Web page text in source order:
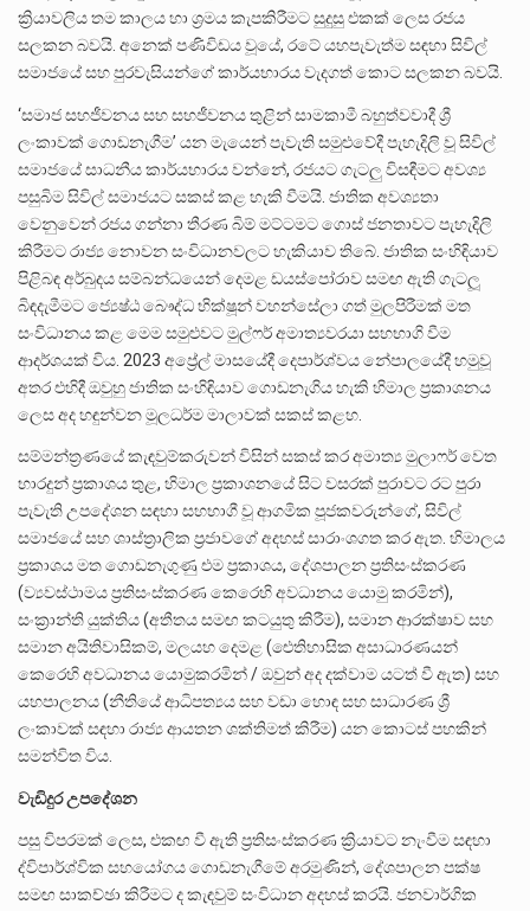
ක්‍රියාවලිය තම කාලය හා ශ්‍රමය කැපකිරීමට සුදුසු එකක් ලෙස රජය
සලකන බවයි. අනෙක් පණිවිඩය වූයේ, රටේ යහපැවැත්ම සඳහා සිවිල්
සමාජයේ සහ පුරවැසියන්ගේ කාර්යභාරය වැදගත් කොට සලකන බවයි.
‘සමාජ සහජීවනය සහ සහජීවනය තුළින් සාමකාමී බහුත්වවාදී ශ්‍රී
ලංකාවක් ගොඩනැගීම’ යන මැයෙන් පැවැති සමුළුවේදී පැහැදිලි වූ සිවිල්
සමාජයේ සාධනීය කාර්යභාරය වන්නේ, රජයට ගැටලු විසඳීමට අවශ්‍ය
පසුබිම සිවිල් සමාජයට සකස් කළ හැකි වීමයි. ජාතික අවශ්‍යතා
වෙනුවෙන් රජය ගන්නා තීරණ බිම් මට්ටමට ගොස් ජනතාවට පැහැදිලි
කිරීමට රාජ්‍ය නොවන සංවිධානවලට හැකියාව තිබේ. ජාතික සංහිඳියාව
පිළිබඳ අර්බුදය සම්බන්ධයෙන් දෙමළ ඩයස්පෝරාව සමඟ ඇති ගැටලූ
බිඳදැමීමට ජ්‍යෙෂ්ඨ බෞද්ධ භික්ෂූන් වහන්සේලා ගත් මුලපිරීමක් මත
සංවිධානය කළ මෙම සමුළුවට මුල්ෆර් අමාත්‍යවරයා සහභාගි වීම
ආදර්ශයක් විය. 2023 අප්‍රේල් මාසයේදී දෙපාර්ශ්වය නේපාලයේදී හමුවූ
අතර එහිදී ඔවුහු ජාතික සංහිඳියාව ගොඩනැගිය හැකි හිමාල ප්‍රකාශනය
ලෙස අද හඳුන්වන මූලධර්ම මාලාවක් සකස් කළහ.
සම්මන්ත්‍රණයේ කැඳවුම්කරුවන් විසින් සකස් කර අමාත්‍ය මුලාෆර් වෙත
භාරදුන් ප්‍රකාශය තුළ, හිමාල ප්‍රකාශනයේ සිට වසරක් පුරාවට රට පුරා
පැවැති උපදේශන සඳහා සහභාගී වූ ආගමික පූජකවරුන්ගේ, සිවිල්
සමාජයේ සහ ශාස්ත්‍රාලික ප්‍රජාවගේ අදහස් සාරාංශගත කර ඇත. හිමාලය
ප්‍රකාශය මත ගොඩනැගුණු එම ප්‍රකාශය, දේශපාලන ප්‍රතිසංස්කරණ
(ව්‍යවස්ථාමය ප්‍රතිසංස්කරණ කෙරෙහි අවධානය යොමු කරමින්),
සංක්‍රාන්ති යුක්තිය (අතීතය සමඟ කටයුතු කිරීම), සමාන ආරක්ෂාව සහ
සමාන අයිතිවාසිකම්, මලයහ දෙමළ (ඓතිහාසික අසාධාරණයන්
කෙරෙහි අවධානය යොමුකරමින් / ඔවුන් අද දක්වාම යටත් වී ඇත) සහ
යහපාලනය (නීතියේ ආධිපත්‍යය සහ වඩා හොඳ සහ සාධාරණ ශ්‍රී
ලංකාවක් සඳහා රාජ්‍ය ආයතන ශක්තිමත් කිරීම) යන කොටස් පහකින්
සමන්විත විය.
වැඩිදුර උපදේශන
පසු විපරමක් ලෙස, එකඟ වී ඇති ප්‍රතිසංස්කරණ ක්‍රියාවට නැංවීම සඳහා
ද්විපාර්ශ්වික සහයෝගය ගොඩනැගීමේ අරමුණින්, දේශපාලන පක්ෂ
සමඟ සාකච්ඡා කිරීමට ද කැඳවුම් සංවිධාන අදහස් කරයි. ජනවාර්ගික